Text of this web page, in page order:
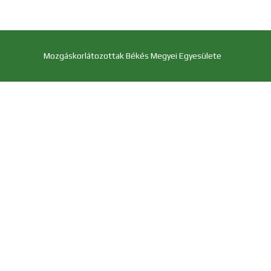
Mozgáskorlátozottak Békés Megyei Egyesülete